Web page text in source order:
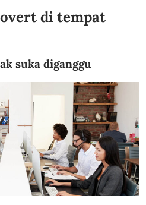
di tempat
suka diganggu